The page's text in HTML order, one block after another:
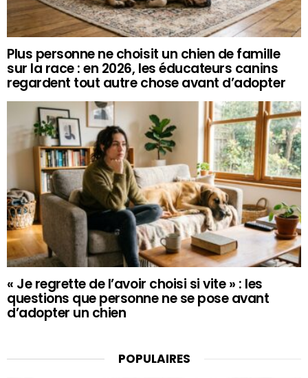
Plus personne ne choisit un chien de famille
sur la race : en 2026, les éducateurs canins
regardent tout autre chose avant d’adopter
« Je regrette de l’avoir choisi si vite » : les
questions que personne ne se pose avant
d’adopter un chien
POPULAIRES